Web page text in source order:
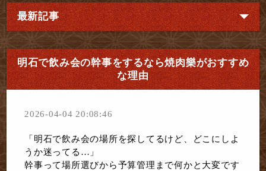
最新記事
明石で飲み会の幹事をするなら焼肉樂がおすすめ
な理由
2026-04-04 20:08:46
「明石で飲み会の場所を探してるけど、どこにしよ
うか迷ってる…」
幹事って場所選びから予算管理まで何かと大変です